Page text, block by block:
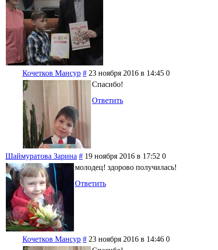
Кочетков Мансур # 23 ноября 2016 в 14:45 0
Спасибо!
Ответить
Шаймуратова Зарина # 19 ноября 2016 в 17:52 0
молодец! здорово получилась!
Ответить
Кочетков Мансур # 23 ноября 2016 в 14:46 0